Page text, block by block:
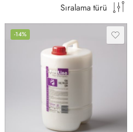
Sıralama türü
-14%